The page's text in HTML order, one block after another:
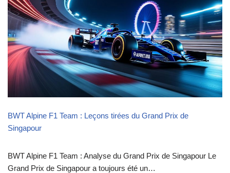
BWT Alpine F1 Team : Leçons tirées du Grand Prix de
Singapour
BWT Alpine F1 Team : Analyse du Grand Prix de Singapour Le
Grand Prix de Singapour a toujours été un…